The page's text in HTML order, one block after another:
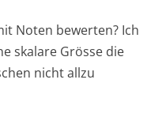
Noten bewerten? Ich
skalare Grösse die
nicht allzu